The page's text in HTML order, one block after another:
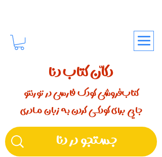
دکّان کتاب دنا
کتاب‌فروشی کودک فارسی در تورنتو
جایی برای کودکـــی کردن بـه زبان مـادری